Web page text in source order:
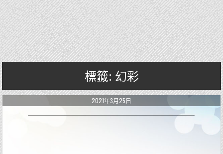
標籤: 幻彩
2021年3月25日